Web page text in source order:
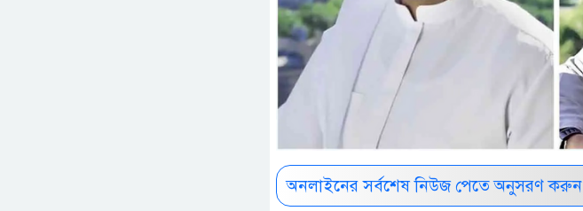
অনলাইনের সর্বশেষ নিউজ পেতে অনুসরণ করুন